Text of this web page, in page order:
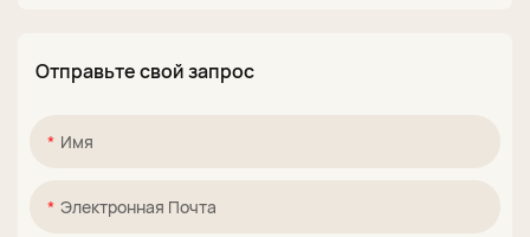
верхнее покрытие
без протирания.
Отправьте свой запрос
Имя
Электронная Почта